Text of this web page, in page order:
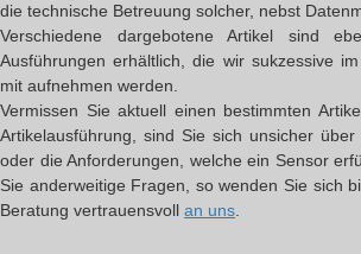
die technische Betreuung solcher, nebst
Verschiedene dargebotene Artikel sind
Ausführungen erhältlich, die wir sukzessive
mit aufnehmen werden.
Vermissen Sie aktuell einen bestimmten
Artikelausführung, sind Sie sich unsicher
oder die Anforderungen, welche ein Sensor
Sie anderweitige Fragen, so wenden Sie sich
Beratung vertrauensvoll an uns